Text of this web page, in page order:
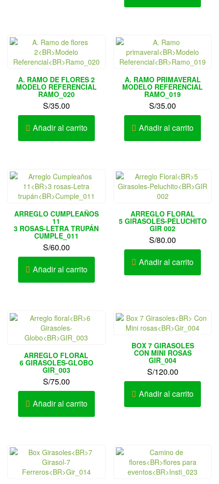
A. RAMO DE FLORES 2
MODELO REFERENCIAL
RAMO_020
S/35.00
Añadir al carrito
A. RAMO PRIMAVERAL
MODELO REFERENCIAL
RAMO_019
S/35.00
Añadir al carrito
ARREGLO CUMPLEAÑOS
11
3 ROSAS-LETRA TRUPÁN
CUMPLE_011
S/60.00
Añadir al carrito
ARREGLO FLORAL
5 GIRASOLES-PELUCHITO
GIR 002
S/80.00
Añadir al carrito
ARREGLO FLORAL
6 GIRASOLES-GLOBO
GIR_003
S/75.00
Añadir al carrito
BOX 7 GIRASOLES
CON MINI ROSAS
GIR_004
S/120.00
Añadir al carrito